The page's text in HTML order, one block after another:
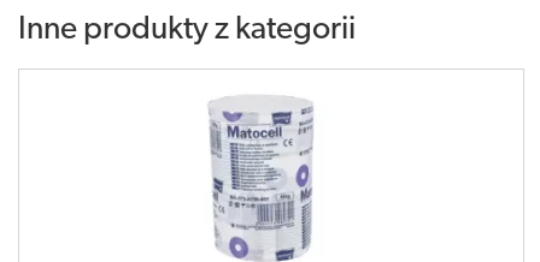
Inne produkty z kategorii